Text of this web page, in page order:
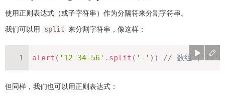
使用正则表达式（或子字符串）作为分隔符来分割字符串。
我们可以用
split 来分割字符串，像这样：
alert ( '12-34-56' . split ( '-' ) ) // 数组
但同样，我们也可以用正则表达式：